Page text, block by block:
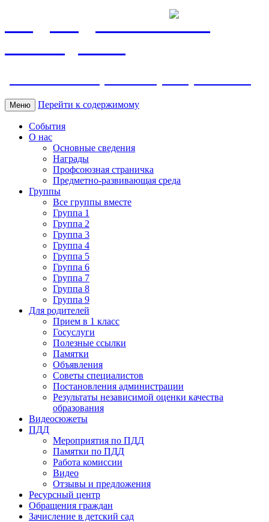
МБДОУ ДС "Калинка"
Меню Перейти к содержимому
События
О нас
Основные сведения
Награды
Профсоюзная страничка
Предметно-развивающая среда
Группы
Все группы вместе
Группа 1
Группа 2
Группа 3
Группа 4
Группа 5
Группа 6
Группа 7
Группа 8
Группа 9
Для родителей
Прием в 1 класс
Госуслуги
Полезные ссылки
Памятки
Объявления
Советы специалистов
Постановления администрации
Результаты независимой оценки качества
образования
Видеосюжеты
ПДД
Мероприятия по ПДД
Памятки по ПДД
Работа комиссии
Видео
Отзывы и предложения
Ресурсный центр
Обращения граждан
Зачисление в детский сад